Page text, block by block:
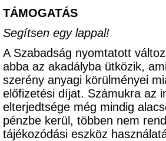
TÁMOGATÁS
Segítsen egy lappal!
A Szabadság nyomtatott
abba az akadályba ütközik,
szerény anyagi körülményei
előfizetési díjat. Számukra az
elterjedtsége még mindig
pénzbe kerül, többen nem
tájékozódási eszköz